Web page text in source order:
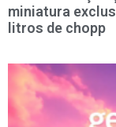
miniatura
litros de chopp